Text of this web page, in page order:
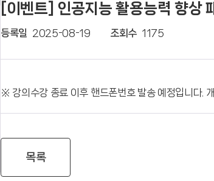
[이벤트] 인공지능 활용능력 향
등록일 2025-08-19 조회수 1175
※ 강의수강 종료 이후 핸드폰번호 발송 예정입니다.
목록